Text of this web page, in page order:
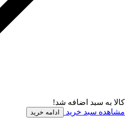
کالا به سبد اضافه شد!
مشاهده سبد خرید
ادامه خرید